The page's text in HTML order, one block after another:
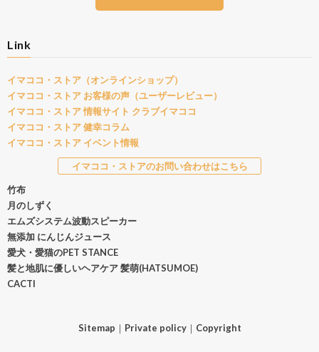
Link
イマココ・ストア（オンラインショップ）
イマココ・ストア お客様の声（ユーザーレビュー）
イマココ・ストア 情報サイト クラブイマココ
イマココ・ストア 健幸コラム
イマココ・ストア イベント情報
イマココ・ストアのお問い合わせはこちら
竹布
月のしずく
エムズシステム波動スピーカー
無添加 にんじんジュース
愛犬・愛猫のPET STANCE
髪と地肌に優しいヘアケア 髪萌(HATSUMOE)
CACTI
Sitemap ｜ Private policy｜ Copyright